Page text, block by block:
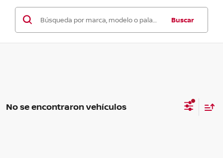
Buscar
No se encontraron vehículos